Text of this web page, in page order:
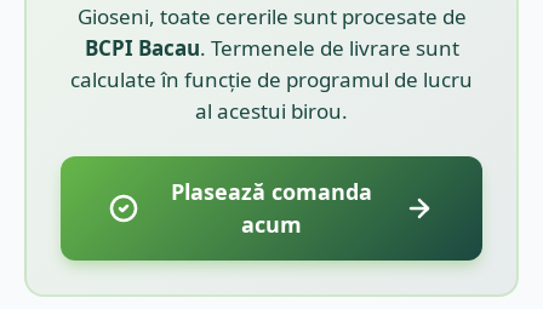
Gioseni, toate cererile sunt procesate de
BCPI Bacau. Termenele de livrare sunt
calculate în funcție de programul de lucru
al acestui birou.
Plasează comanda
acum